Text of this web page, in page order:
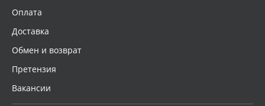
Оплата
Доставка
Обмен и возврат
Претензия
Вакансии